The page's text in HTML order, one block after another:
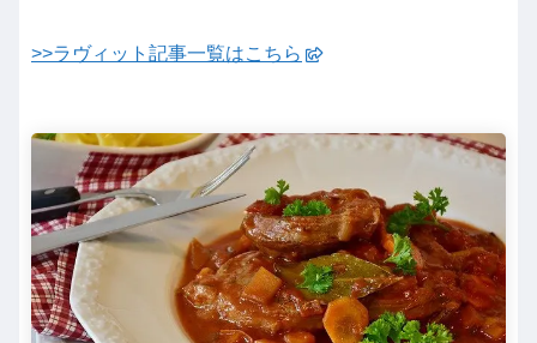
>>ラヴィット記事一覧はこちら